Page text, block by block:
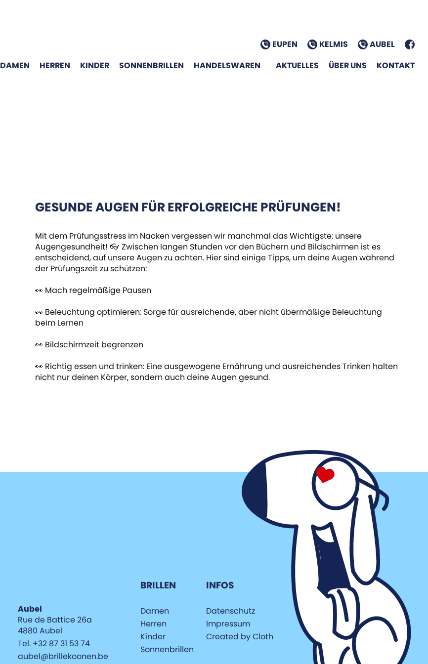
DAMEN HERREN KINDER SONNENBRILLEN HANDELSWAREN
EUPEN KELMIS
AUBEL
AKTUELLES
ÜBER UNS KONTAKT
GESUNDE AUGEN FÜR ERFOLGREICHE PRÜFUNGEN!
Mit dem Prüfungsstress im Nacken vergessen wir manchmal das Wichtigste: unsere
Augengesundheit! 👓 Zwischen langen Stunden vor den Büchern und Bildschirmen ist es
entscheidend, auf unsere Augen zu achten. Hier sind einige Tipps, um deine Augen während
der Prüfungszeit zu schützen:
👀 Mach regelmäßige Pausen
👀 Beleuchtung optimieren: Sorge für ausreichende, aber nicht übermäßige Beleuchtung
beim Lernen
👀 Bildschirmzeit begrenzen
👀 Richtig essen und trinken: Eine ausgewogene Ernährung und ausreichendes Trinken halten
nicht nur deinen Körper, sondern auch deine Augen gesund.
Aubel
Rue de Battice 26a
4880 Aubel
Tel. +32 87 31 53 74
aubel@brillekoonen.be
BRILLEN
Damen
Herren
Kinder
Sonnenbrillen
INFOS
Datenschutz
Impressum
Created by Cloth